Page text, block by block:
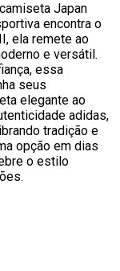
Japan
encontra o
ela remete ao
e versátil.
essa
seus
elegante ao
adidas,
tradição e
opção em dias
o estilo